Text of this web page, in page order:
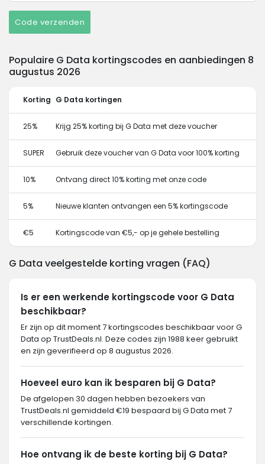
Code verzenden
Populaire G Data kortingscodes en aanbiedingen 8
augustus 2026
Korting G Data kortingen
25% Krijg 25% korting bij G Data met deze voucher
SUPER Gebruik deze voucher van G Data voor 100% korting
10% Ontvang direct 10% korting met onze code
5% Nieuwe klanten ontvangen een 5% kortingscode
€5 Kortingscode van €5,- op je gehele bestelling
G Data veelgestelde korting vragen (FAQ)
Is er een werkende kortingscode voor G Data
beschikbaar?
Er zijn op dit moment 7 kortingscodes beschikbaar voor G
Data op TrustDeals.nl. Deze codes zijn 1988 keer gebruikt
en zijn geverifieerd op 8 augustus 2026.
Hoeveel euro kan ik besparen bij G Data?
De afgelopen 30 dagen hebben bezoekers van
TrustDeals.nl gemiddeld €19 bespaard bij G Data met 7
verschillende kortingen.
Hoe ontvang ik de beste korting bij G Data?